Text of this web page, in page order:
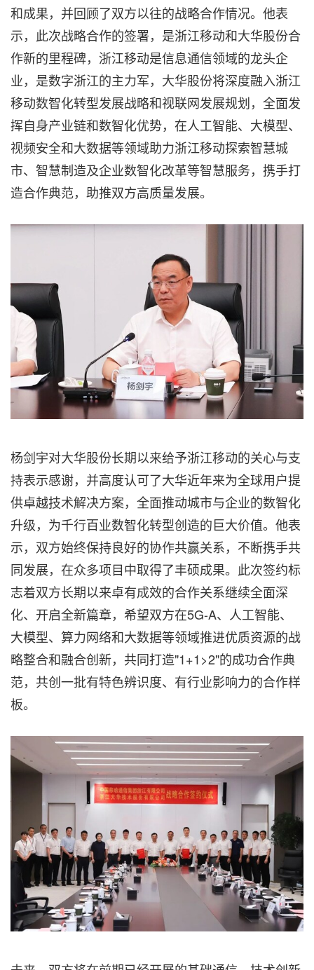
和成果，并回顾了双方以往的战略合作情况。他表
示，此次战略合作的签署，是浙江移动和大华股份合
作新的里程碑，浙江移动是信息通信领域的龙头企
业，是数字浙江的主力军，大华股份将深度融入浙江
移动数智化转型发展战略和视联网发展规划，全面发
挥自身产业链和数智化优势，在人工智能、大模型、
视频安全和大数据等领域助力浙江移动探索智慧城
市、智慧制造及企业数智化改革等智慧服务，携手打
造合作典范，助推双方高质量发展。
杨剑宇对大华股份长期以来给予浙江移动的关心与支
持表示感谢，并高度认可了大华近年来为全球用户提
供卓越技术解决方案，全面推动城市与企业的数智化
升级，为千行百业数智化转型创造的巨大价值。他表
示，双方始终保持良好的协作共赢关系，不断携手共
同发展，在众多项目中取得了丰硕成果。此次签约标
志着双方长期以来卓有成效的合作关系继续全面深
化、开启全新篇章，希望双方在5G-A、人工智能、
大模型、算力网络和大数据等领域推进优质资源的战
略整合和融合创新，共同打造"1+1>2"的成功合作典
范，共创一批有特色辨识度、有行业影响力的合作样
板。